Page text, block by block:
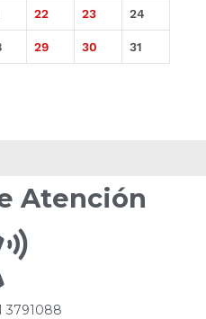
22 23 24
29 30 31
Atención
3791088